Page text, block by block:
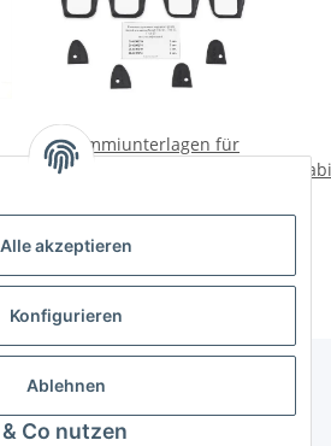
Alle akzeptieren
Konfigurieren
Ablehnen
Co nutzen
Gummiunterlagen für
Türgriffe Wolga M21.